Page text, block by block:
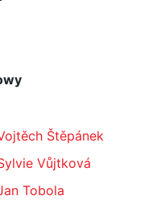
Štěpánek
Vůjtková
Tobola